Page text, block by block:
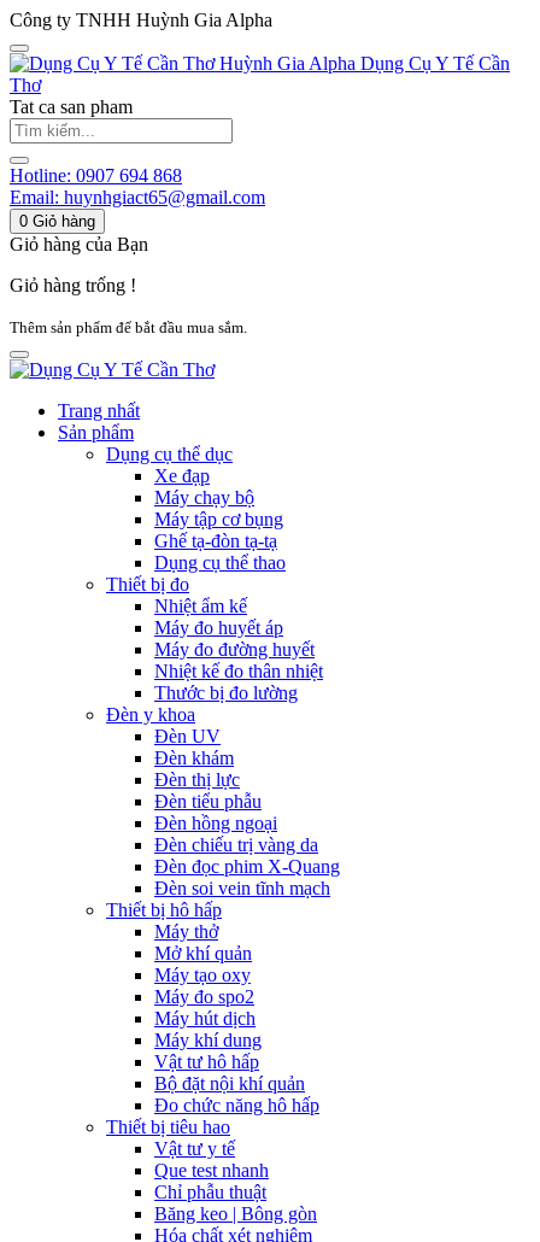
Công ty TNHH Huỳnh Gia Alpha
Huỳnh Gia Alpha Dụng Cụ Y Tế Cần
Thơ
Tat ca san pham
Hotline: 0907 694 868
Email: huynhgiact65@gmail.com
0 Giỏ hàng
Giỏ hàng của Bạn
Giỏ hàng trống !
Thêm sản phẩm để bắt đầu mua sắm.
Trang nhất
Sản phẩm
Dụng cụ thể dục
Xe đạp
Máy chạy bộ
Máy tập cơ bụng
Ghế tạ-đòn tạ-tạ
Dụng cụ thể thao
Thiết bị đo
Nhiệt ẩm kế
Máy đo huyết áp
Máy đo đường huyết
Nhiệt kế đo thân nhiệt
Thước bị đo lường
Đèn y khoa
Đèn UV
Đèn khám
Đèn thị lực
Đèn tiểu phẫu
Đèn hồng ngoại
Đèn chiếu trị vàng da
Đèn đọc phim X-Quang
Đèn soi vein tĩnh mạch
Thiết bị hô hấp
Máy thở
Mở khí quản
Máy tạo oxy
Máy đo spo2
Máy hút dịch
Máy khí dung
Vật tư hô hấp
Bộ đặt nội khí quản
Đo chức năng hô hấp
Thiết bị tiêu hao
Vật tư y tế
Que test nhanh
Chỉ phẫu thuật
Băng keo | Bông gòn
Hóa chất xét nghiệm